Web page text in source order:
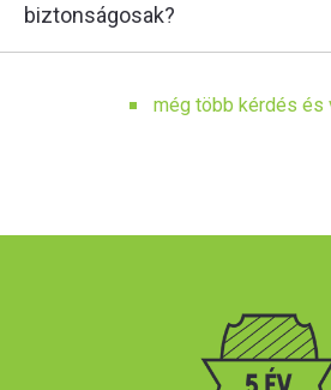
biztonságosak?
még több kérdés és